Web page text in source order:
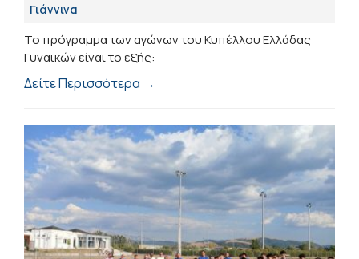
Γιάννινα
Το πρόγραμμα των αγώνων του Κυπέλλου Ελλάδας
Γυναικών είναι το εξής:
Δείτε Περισσότερα →